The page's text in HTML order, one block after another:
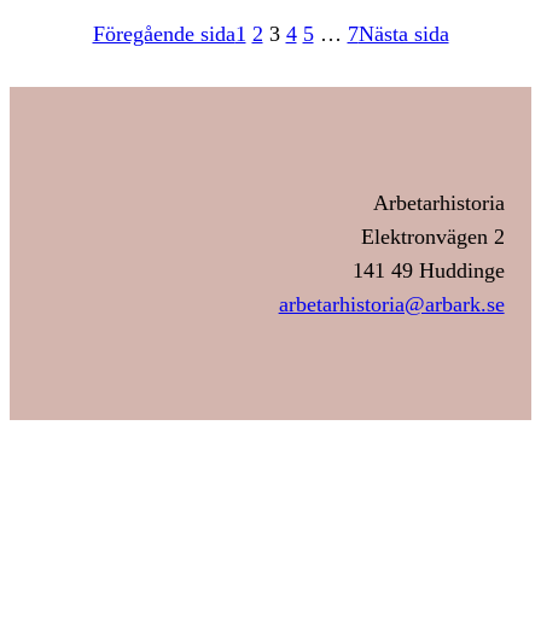
Föregående sida1 2 3 4 5 … 7Nästa sida
Arbetarhistoria
Elektronvägen 2
141 49 Huddinge
arbetarhistoria@arbark.se